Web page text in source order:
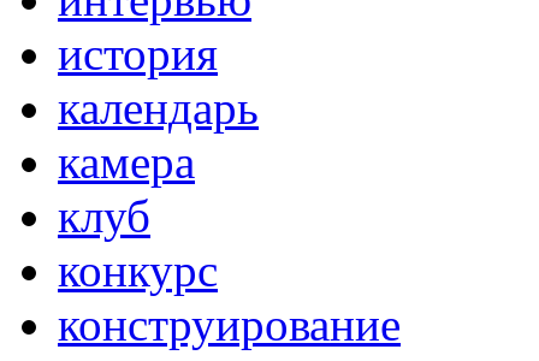
история
календарь
камера
клуб
конкурс
конструирование